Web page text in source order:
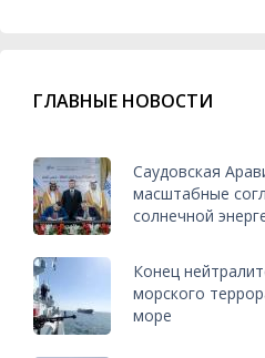
ГЛАВНЫЕ НОВОСТИ
Саудовская
масштабные
солнечной
Конец
морского
море